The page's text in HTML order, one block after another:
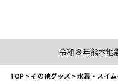
令和８年熊本地
TOP>その他グッズ>水着・スイ